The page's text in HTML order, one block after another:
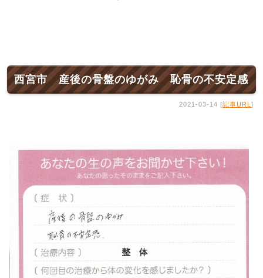
西宮市 産後の骨盤のゆがみ 恥骨の不安定感
2021-03-14 [記事URL ]